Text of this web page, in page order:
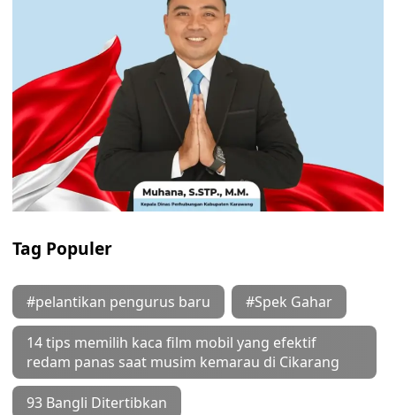
Tag Populer
#pelantikan pengurus baru #Spek Gahar
14 tips memilih kaca film mobil yang efektif
redam panas saat musim kemarau di Cikarang
93 Bangli Ditertibkan